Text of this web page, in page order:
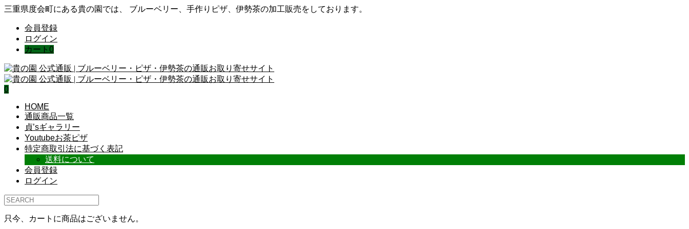
三重県度会町にある貴の園では、 ブルーベリー、手作りピザ、伊勢茶の加工販売をしております。
会員登録
ログイン
カート 0
0
HOME
通販商品一覧
貞’sギャラリー
Youtubeお茶ピザ
特定商取引法に基づく表記
送料について
会員登録
ログイン
只今、カートに商品はございません。